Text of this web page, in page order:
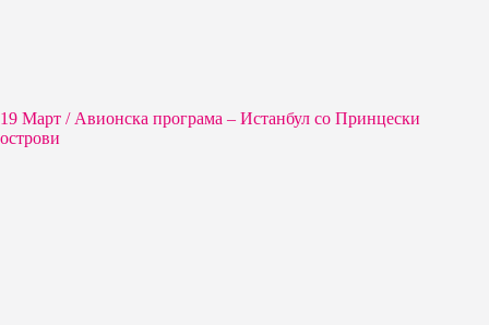
19 Март / Aвионска програма – Истанбул со Принцески
острови